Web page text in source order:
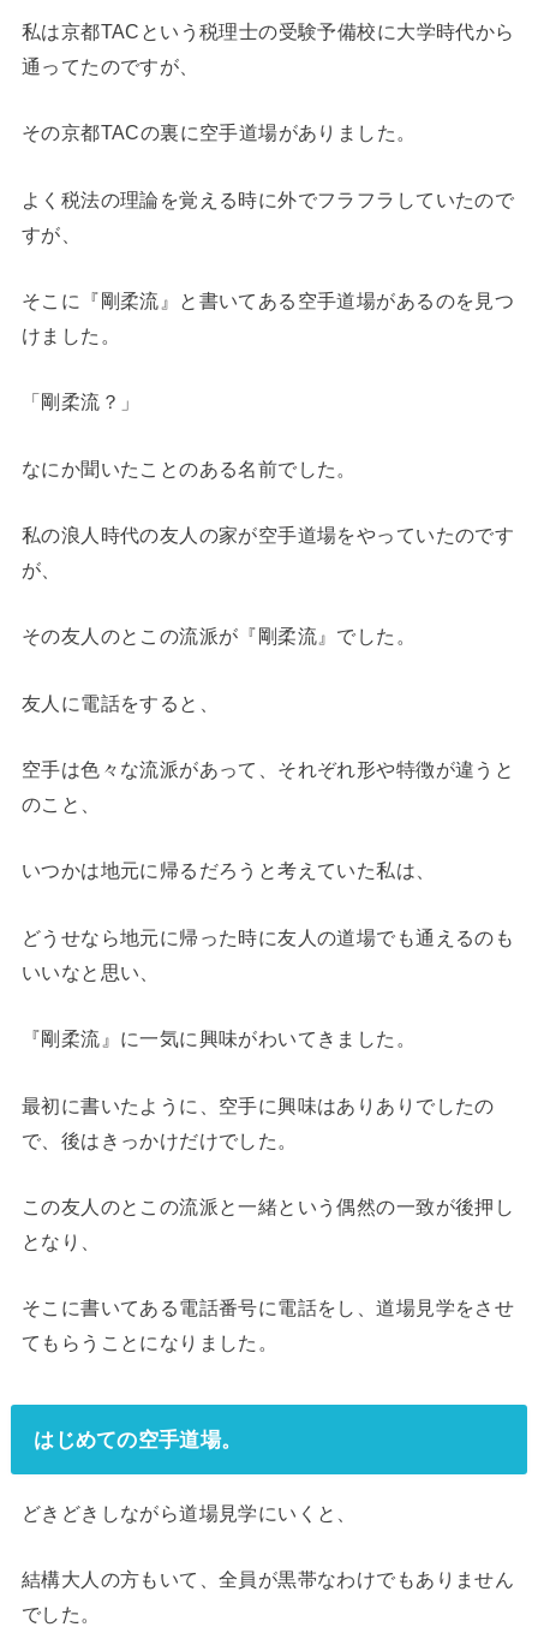
私は京都TACという税理士の受験予備校に大学時代から
通ってたのですが、
その京都TACの裏に空手道場がありました。
よく税法の理論を覚える時に外でフラフラしていたので
すが、
そこに『剛柔流』と書いてある空手道場があるのを見つ
けました。
「剛柔流？」
なにか聞いたことのある名前でした。
私の浪人時代の友人の家が空手道場をやっていたのです
が、
その友人のとこの流派が『剛柔流』でした。
友人に電話をすると、
空手は色々な流派があって、それぞれ形や特徴が違うと
のこと、
いつかは地元に帰るだろうと考えていた私は、
どうせなら地元に帰った時に友人の道場でも通えるのも
いいなと思い、
『剛柔流』に一気に興味がわいてきました。
最初に書いたように、空手に興味はありありでしたの
で、後はきっかけだけでした。
この友人のとこの流派と一緒という偶然の一致が後押し
となり、
そこに書いてある電話番号に電話をし、道場見学をさせ
てもらうことになりました。
はじめての空手道場。
どきどきしながら道場見学にいくと、
結構大人の方もいて、全員が黒帯なわけでもありません
でした。